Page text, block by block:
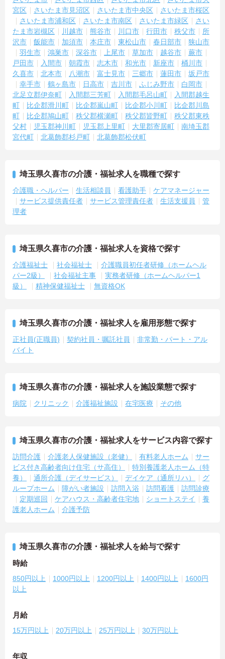
宮区
さいたま市見沼区 さいたま市中央区
さいたま市桜区
さいたま市浦和区
さいたま市南区 さいたま市緑区
さい
たま市岩槻区
川越市 熊谷市 川口市 行田市 秩父市
所
沢市
飯能市 加須市 本庄市 東松山市 春日部市
狭山市
羽生市
鴻巣市 深谷市 上尾市 草加市 越谷市
蕨市
戸田市
入間市 朝霞市 志木市 和光市 新座市
桶川市
久喜市
北本市 八潮市 富士見市 三郷市 蓮田市
坂戸市
幸手市
鶴ヶ島市 日高市 吉川市 ふじみ野市
白岡市
北足立郡伊奈町
入間郡三芳町 入間郡毛呂山町
入間郡越生
町
比企郡滑川町 比企郡嵐山町 比企郡小川町
比企郡川島
町
比企郡鳩山町 秩父郡横瀬町 秩父郡皆野町
秩父郡東秩
父村
児玉郡神川町 児玉郡上里町 大里郡寄居町
南埼玉郡
宮代町
北葛飾郡杉戸町 北葛飾郡松伏町
埼玉県久喜市の介護・福祉求人を職種で探す
介護職・ヘルパー 生活相談員 看護助手
ケアマネージャー
サービス提供責任者
サービス管理責任者 生活支援員
管
理者
埼玉県久喜市の介護・福祉求人を資格で探す
介護福祉士 社会福祉士
介護職員初任者研修（ホームヘル
パー2級）
社会福祉主事
実務者研修（ホームヘルパー1
級）
精神保健福祉士 無資格OK
埼玉県久喜市の介護・福祉求人を雇用形態で探す
正社員(正職員) 契約社員・嘱託社員
非常勤・パート・アル
バイト
埼玉県久喜市の介護・福祉求人を施設業態で探す
病院 クリニック 介護福祉施設 在宅医療 その他
埼玉県久喜市の介護・福祉求人をサービス内容で探す
訪問介護 介護老人保健施設（老健） 有料老人ホーム
サー
ビス付き高齢者向け住宅（サ高住）
特別養護老人ホーム（特
養）
通所介護（デイサービス） デイケア（通所リハ）
グ
ループホーム
障がい者施設 訪問入浴 訪問看護
訪問診療
定期巡回
ケアハウス・高齢者住宅地 ショートステイ
養
護老人ホーム
介護予防
埼玉県久喜市の介護・福祉求人を給与で探す
時給
850円以上 1000円以上 1200円以上 1400円以上
1600円
以上
月給
15万円以上 20万円以上 25万円以上 30万円以上
年収